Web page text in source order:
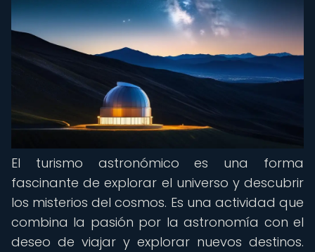
El turismo astronómico es una forma
fascinante de explorar el universo y descubrir
los misterios del cosmos. Es una actividad que
combina la pasión por la astronomía con el
deseo de viajar y explorar nuevos destinos.